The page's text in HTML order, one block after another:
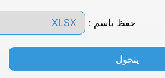
حفظ باسم :
يتحول